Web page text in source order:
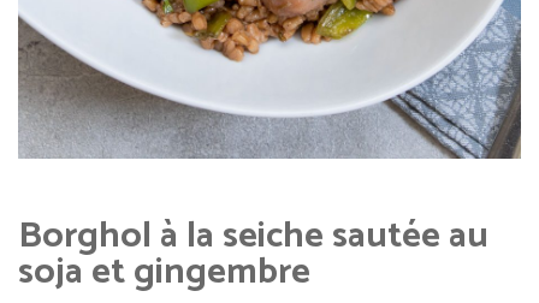
Borghol à la seiche sautée au
soja et gingembre